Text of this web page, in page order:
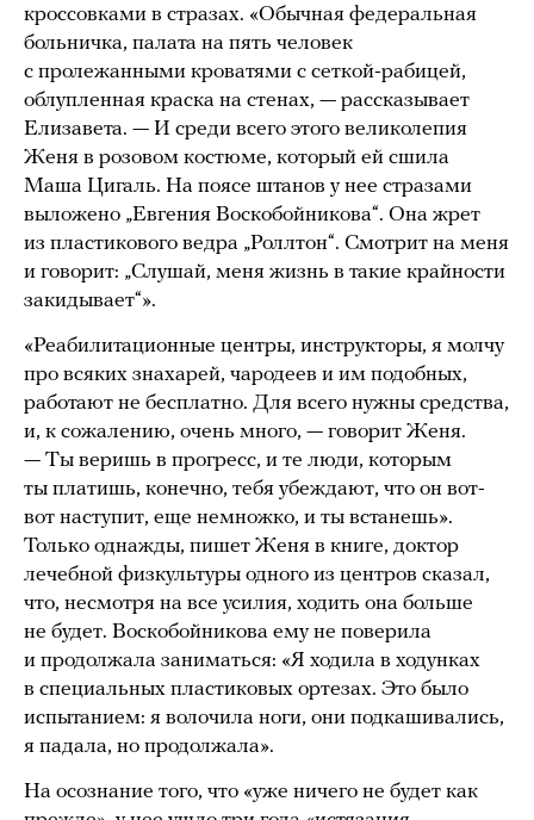
кроссовками в стразах. «Обычная федеральная
больничка, палата на пять человек
с пролежанными кроватями с сеткой-рабицей,
облупленная краска на стенах, — рассказывает
Елизавета. — И среди всего этого великолепия
Женя в розовом костюме, который ей сшила
Маша Цигаль. На поясе штанов у нее стразами
выложено „Евгения Воскобойникова“. Она жрет
из пластикового ведра „Роллтон“. Смотрит на меня
и говорит: „Слушай, меня жизнь в такие крайности
закидывает“».
«Реабилитационные центры, инструкторы, я молчу
про всяких знахарей, чародеев и им подобных,
работают не бесплатно. Для всего нужны средства,
и, к сожалению, очень много, — говорит Женя.
— Ты веришь в прогресс, и те люди, которым
ты платишь, конечно, тебя убеждают, что он вот-
вот наступит, еще немножко, и ты встанешь».
Только однажды, пишет Женя в книге, доктор
лечебной физкультуры одного из центров сказал,
что, несмотря на все усилия, ходить она больше
не будет. Воскобойникова ему не поверила
и продолжала заниматься: «Я ходила в ходунках
в специальных пластиковых ортезах. Это было
испытанием: я волочила ноги, они подкашивались,
я падала, но продолжала».
На осознание того, что «уже ничего не будет как